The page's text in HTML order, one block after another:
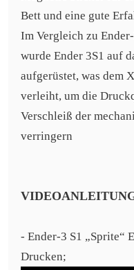
Bett und eine gute
Im Vergleich zu
wurde Ender 3S1 auf
aufgerüstet, was dem
verleiht, um die
Verschleiß der
verringern
- Ender-3 S1 „Sprite“
Drucken;